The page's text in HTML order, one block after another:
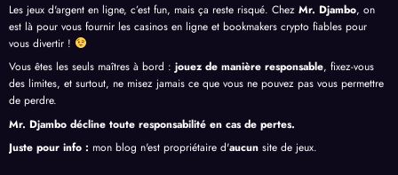
Les jeux d'argent en ligne, c’est fun, mais ça reste risqué. Chez Mr. Djambo, on
est là pour vous fournir les casinos en ligne et bookmakers crypto fiables pour
vous divertir !
Vous êtes les seuls maîtres à bord : jouez de manière responsable, fixez-vous
des limites, et surtout, ne misez jamais ce que vous ne pouvez pas vous permettre
de perdre.
Mr. Djambo décline toute responsabilité en cas de pertes.
Juste pour info : mon blog n'est propriétaire d'aucun site de jeux.